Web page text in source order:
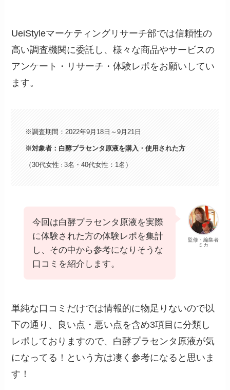
UeiStyleマーケティングリサーチ部では信頼性の
高い調査機関に委託し、様々な商品やサービスの
アンケート・リサーチ・体験レポをお願いしてい
ます。
※調査期間：2022年9月18日～9月21日
※対象者：白酵プラセンタ原液を購入・使用された方
（30代女性 ：3名・40代女性：1名）
監修・編集者
ミカ
今回は白酵プラセンタ原液を実際
に体験された方の体験レポを集計
し、その中から参考になりそうな
口コミを紹介します。
単純な口コミだけでは情報的に物足りないので以
下の通り、良い点・悪い点を含め3項目に分類し
レポしておりますので、白酵プラセンタ原液が気
になってる！という方は凄く参考になると思いま
す！